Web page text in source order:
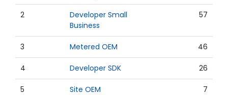
2
Developer Small
Business
57
3 Metered OEM 46
4 Developer SDK 26
5 Site OEM 7